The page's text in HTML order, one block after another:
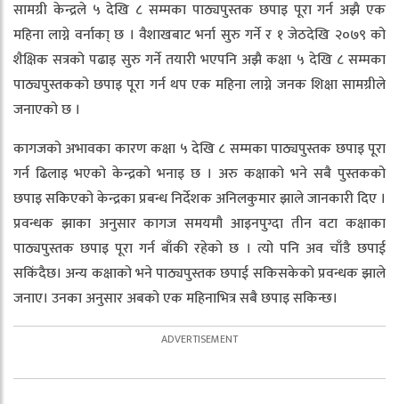
सामग्री केन्द्रले ५ देखि ८ सम्मका पाठ्यपुस्तक छपाइ पूरा गर्न अझै एक
महिना लाग्ने वर्नाका् छ । वैशाखबाट भर्ना सुरु गर्ने र १ जेठदेखि २०७९ को
शैक्षिक सत्रको पढाइ सुरु गर्ने तयारी भएपनि अझै कक्षा ५ देखि ८ सम्मका
पाठ्यपुस्तकको छपाइ पूरा गर्न थप एक महिना लाग्ने जनक शिक्षा सामग्रीले
जनाएको छ ।
कागजको अभावका कारण कक्षा ५ देखि ८ सम्मका पाठ्यपुस्तक छपाइ पूरा
गर्न ढिलाइ भएको केन्द्रको भनाइ छ । अरु कक्षाको भने सबै पुस्तकको
छपाइ सकिएको केन्द्रका प्रबन्ध निर्देशक अनिलकुमार झाले जानकारी दिए ।
प्रवन्धक झाका अनुसार कागज समयमौ आइनपुग्दा तीन वटा कक्षाका
पाठ्यपुस्तक छपाइ पूरा गर्न बाँकी रहेको छ । त्यो पनि अव चाँडै छपाई
सकिंदैछ। अन्य कक्षाको भने पाठ्यपुस्तक छपाई सकिसकेको प्रवन्धक झाले
जनाए। उनका अनुसार अबको एक महिनाभित्र सबै छपाइ सकिन्छ।